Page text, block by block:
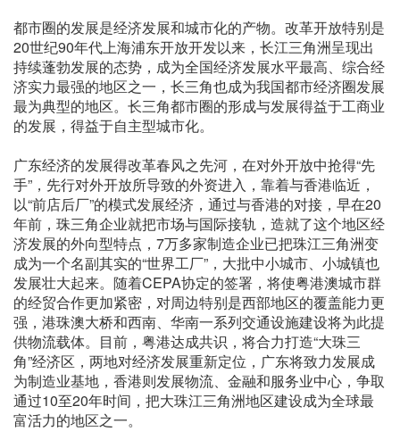
都市圈的发展是经济发展和城市化的产物。改革开放特别是
20世纪90年代上海浦东开放开发以来，长江三角洲呈现出
持续蓬勃发展的态势，成为全国经济发展水平最高、综合经
济实力最强的地区之一，长三角也成为我国都市经济圈发展
最为典型的地区。长三角都市圈的形成与发展得益于工商业
的发展，得益于自主型城市化。
广东经济的发展得改革春风之先河，在对外开放中抢得“先
手”，先行对外开放所导致的外资进入，靠着与香港临近，
以“前店后厂”的模式发展经济，通过与香港的对接，早在20
年前，珠三角企业就把市场与国际接轨，造就了这个地区经
济发展的外向型特点，7万多家制造企业已把珠江三角洲变
成为一个名副其实的“世界工厂”，大批中小城市、小城镇也
发展壮大起来。随着CEPA协定的签署，将使粤港澳城市群
的经贸合作更加紧密，对周边特别是西部地区的覆盖能力更
强，港珠澳大桥和西南、华南一系列交通设施建设将为此提
供物流载体。目前，粤港达成共识，将合力打造“大珠三
角”经济区，两地对经济发展重新定位，广东将致力发展成
为制造业基地，香港则发展物流、金融和服务业中心，争取
通过10至20年时间，把大珠江三角洲地区建设成为全球最
富活力的地区之一。